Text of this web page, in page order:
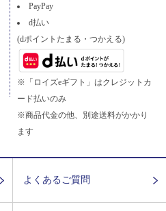
PayPay
d払い
(dポイントたまる・つかえる)
※「ロイズeギフト」はクレジットカ
ード払いのみ
※商品代金の他、別途送料がかかり
ます
よくあるご質問